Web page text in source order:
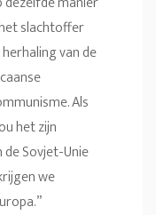
slachtoffer
van de
Als
het zijn
Sovjet-Unie
we